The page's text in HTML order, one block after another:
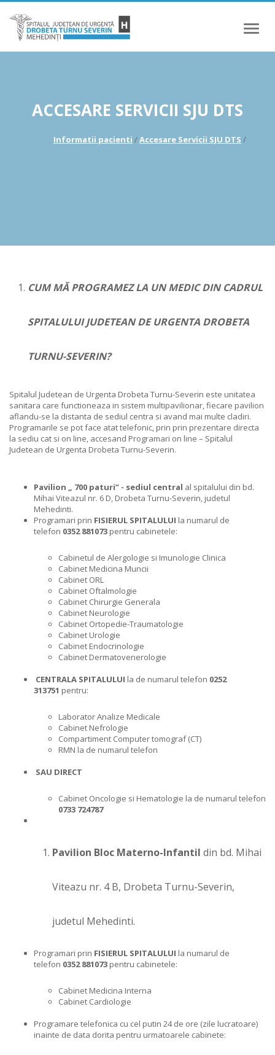
Meniu
ACCESARE SERVICII SJU DTS
Informatii pacienti /Accesare Servicii SJU DTS /
CUM MĂ PROGRAMEZ LA UN MEDIC DIN CADRUL
SPITALULUI JUDETEAN DE URGENTA DROBETA
TURNU-SEVERIN?
Spitalul Judetean de Urgenta Drobeta Turnu-Severin este unitatea
sanitara care functioneaza in sistem multipavilionar, fiecare pavilion
aflandu-se la distanta de sediul centra si avand mai multe cladiri.
Programarile se pot face atat telefonic, prin prin prezentare directa
la sediu cat si on line, accesand Programari on line – Spitalul
Judetean de Urgenta Drobeta Turnu-Severin.
Pavilion „ 700 paturi” - sediul central al spitalului din bd.
Mihai Viteazul nr. 6 D, Drobeta Turnu-Severin, judetul
Mehedinti.
Programari prin FISIERUL SPITALULUI la numarul de
telefon 0352 881073 pentru cabinetele:
Cabinetul de Alergologie si Imunologie Clinica
Cabinet Medicina Muncii
Cabinet ORL
Cabinet Oftalmologie
Cabinet Chirurgie Generala
Cabinet Neurologie
Cabinet Ortopedie-Traumatologie
Cabinet Urologie
Cabinet Endocrinologie
Cabinet Dermatovenerologie
CENTRALA SPITALULUI la de numarul telefon 0252
313751 pentru:
Laborator Analize Medicale
Cabinet Nefrologie
Compartiment Computer tomograf (CT)
RMN la de numarul telefon
SAU DIRECT
Cabinet Oncologie si Hematologie la de numarul telefon
0733 724787
Pavilion Bloc Materno-Infantil din bd. Mihai
Viteazu nr. 4 B, Drobeta Turnu-Severin,
judetul Mehedinti.
Programari prin FISIERUL SPITALULUI la numarul de
telefon 0352 881073 pentru cabinetele:
Cabinet Medicina Interna
Cabinet Cardiologie
Programare telefonica cu cel putin 24 de ore (zile lucratoare)
inainte de data dorita pentru urmatoarele cabinete: